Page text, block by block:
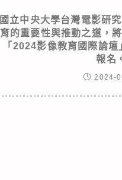
國立中央大學台灣電影研
育的重要性與推動之道，
「2024影像教育國際論
報名
2024-